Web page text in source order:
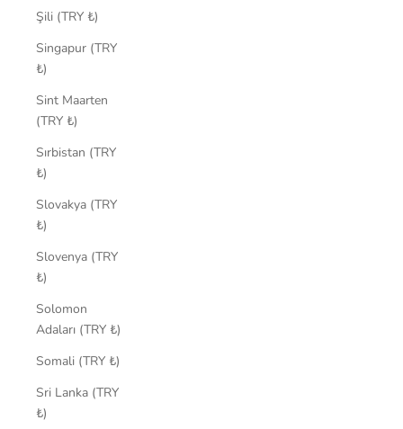
Şili (TRY ₺)
Singapur (TRY
₺)
Sint Maarten
(TRY ₺)
Sırbistan (TRY
₺)
Slovakya (TRY
₺)
Slovenya (TRY
₺)
Solomon
Adaları (TRY ₺)
Somali (TRY ₺)
Sri Lanka (TRY
₺)